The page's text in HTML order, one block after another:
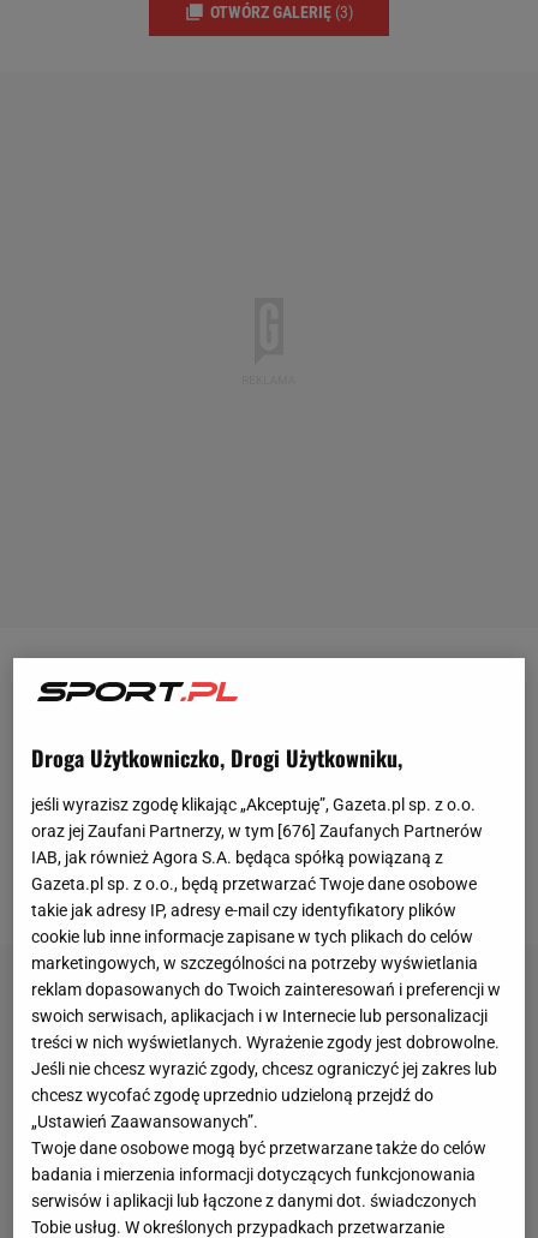
OTWÓRZ GALERIĘ (3)
GerardPiquepo zakończeniu wybitnej kariery
bliskosportu. Jest jednym z założycieli Kings
gwiazdy futbolu oraz influencerzy. Przedsięwzięcie
stało się globalnym fenomenem i śledzone jest
przez miliony fanów na całym świecie.
Droga Użytkowniczko, Drogi Użytkowniku,
jeśli wyrazisz zgodę klikając „Akceptuję”, Gazeta.pl sp. z o.o.
oraz jej Zaufani Partnerzy, w tym [676] Zaufanych Partnerów
IAB, jak również Agora S.A. będąca spółką powiązaną z
Gazeta.pl sp. z o.o., będą przetwarzać Twoje dane osobowe
takie jak adresy IP, adresy e-mail czy identyfikatory plików
cookie lub inne informacje zapisane w tych plikach do celów
marketingowych, w szczególności na potrzeby wyświetlania
reklam dopasowanych do Twoich zainteresowań i preferencji w
swoich serwisach, aplikacjach i w Internecie lub personalizacji
treści w nich wyświetlanych. Wyrażenie zgody jest dobrowolne.
Jeśli nie chcesz wyrazić zgody, chcesz ograniczyć jej zakres lub
chcesz wycofać zgodę uprzednio udzieloną przejdź do
„Ustawień Zaawansowanych”.
Twoje dane osobowe mogą być przetwarzane także do celów
badania i mierzenia informacji dotyczących funkcjonowania
serwisów i aplikacji lub łączone z danymi dot. świadczonych
Tobie usług. W określonych przypadkach przetwarzanie